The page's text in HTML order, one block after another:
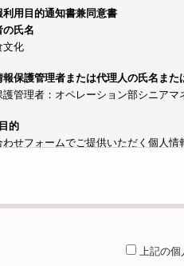
用目的通知書兼同意書
の氏名
文化
報保護管理者または代理人の氏名ま
護管理者：オペレーション部シニア
的
わせフォームでご提供いただく個人
がある場合または法令に基づく場合
ついて当社が個人情報保護管理体制
上記の個